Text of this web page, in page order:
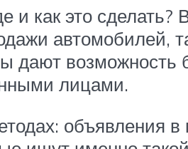
и как это
автомобилей,
возможность
лицами.
объявления